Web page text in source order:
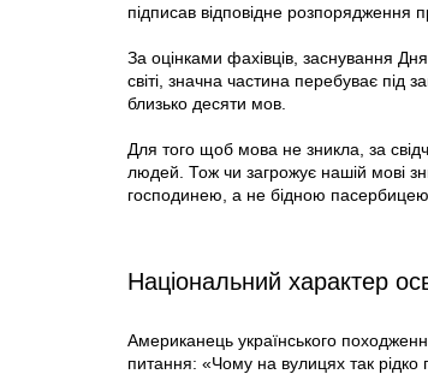
підписав відповідне розпорядження
За оцінками фахівців, заснування
світі, значна частина перебуває під
близько десяти мов.
Для того щоб мова не зникла, за
людей. Тож чи загрожує нашій мові
господинею, а не бідною пасербицею
Національний характер
Американець українського
питання: «Чому на вулицях так рідко